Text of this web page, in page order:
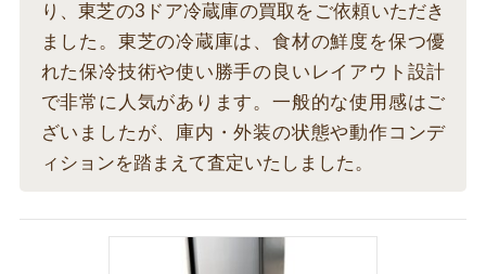
り、東芝の3ドア冷蔵庫の買取をご依頼いただき
ました。東芝の冷蔵庫は、食材の鮮度を保つ優
れた保冷技術や使い勝手の良いレイアウト設計
で非常に人気があります。一般的な使用感はご
ざいましたが、庫内・外装の状態や動作コンデ
ィションを踏まえて査定いたしました。